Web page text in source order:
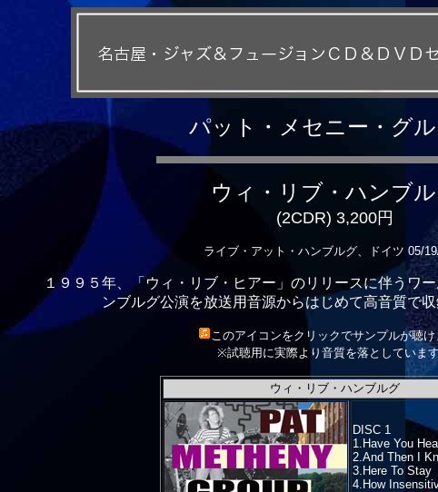
パット・メセニー・グ
ウィ・リブ・ハンブ
(2CDR) 3,200円
ライブ・アット・ハンブルグ、ドイツ 05/
１９９５年、「ウィ・リブ・ヒアー」のリリースに伴うワ
ンブルグ公演を放送用音源からはじめて高音質で収
このアイコンをクリックでサンプルが聴
※試聴用に実際より音質を落としていま
ウィ・リブ・ハンブルグ
DISC 1
1.Have You
2.And Then I
3.Here To Stay
4.How